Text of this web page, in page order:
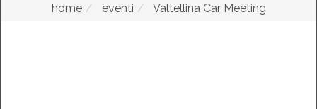
home eventi Valtellina Car Meeting